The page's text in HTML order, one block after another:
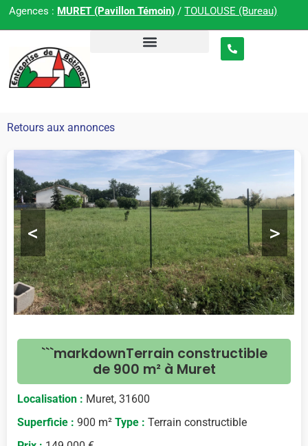
Agences : MURET (Pavillon Témoin) /TOULOUSE (Bureau)
Retours aux annonces
< >
```markdownTerrain constructible
de 900 m² à Muret
Localisation : Muret, 31600
Superficie : 900 m² Type : Terrain constructible